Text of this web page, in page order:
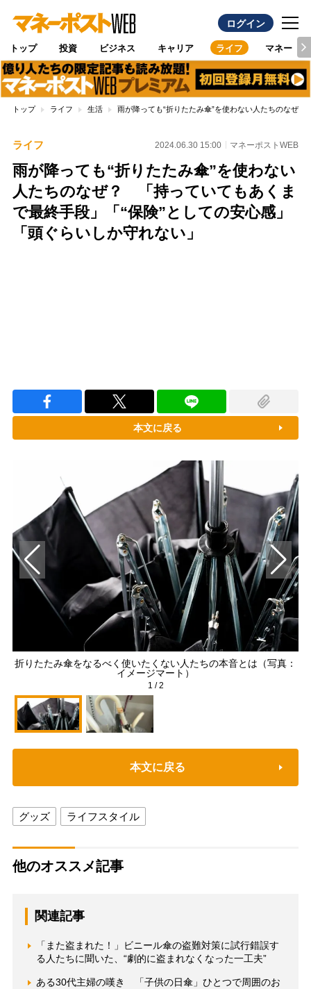
ログイン
トップ 投資 ビジネス キャリア ライフ マネー
トップ ライフ 生活 雨が降っても“折りたたみ傘”を使わない人たちのなぜ
ライフ 2024.06.30 15:00 マネーポストWEB
雨が降っても“折りたたみ傘”を使わない
人たちのなぜ？ 「持っていてもあくま
で最終手段」「“保険”としての安心感」
「頭ぐらいしか守れない」
本文に戻る
折りたたみ傘をなるべく使いたくない人たちの本音とは（写真：
イメージマート）
1 /2
本文に戻る
グッズ ライフスタイル
他のオススメ記事
関連記事
「また盗まれた！」ビニール傘の盗難対策に試行錯誤す
る人たちに聞いた、“劇的に盗まれなくなった一工夫”
ある30代主婦の嘆き 「子供の日傘」ひとつで周囲のお